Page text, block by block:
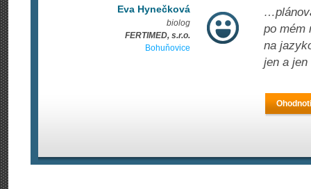
Eva Hynečková
biolog
FERTIMED, s.r.o.
Bohuňovice
po mém
na
jen a jen